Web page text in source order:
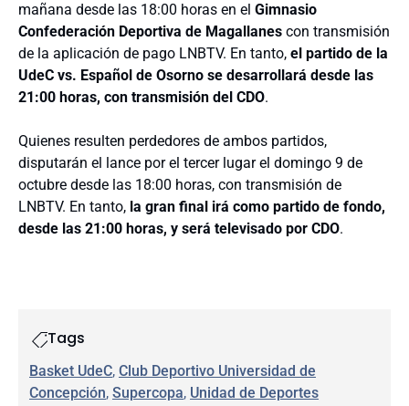
mañana desde las 18:00 horas en el Gimnasio
Confederación Deportiva de Magallanes con transmisión
de la aplicación de pago LNBTV. En tanto, el partido de la
UdeC vs. Español de Osorno se desarrollará desde las
21:00 horas, con transmisión del CDO.
Quienes resulten perdedores de ambos partidos,
disputarán el lance por el tercer lugar el domingo 9 de
octubre desde las 18:00 horas, con transmisión de
LNBTV. En tanto, la gran final irá como partido de fondo,
desde las 21:00 horas, y será televisado por CDO.
Tags
Basket UdeC, Club Deportivo Universidad de
Concepción, Supercopa, Unidad de Deportes